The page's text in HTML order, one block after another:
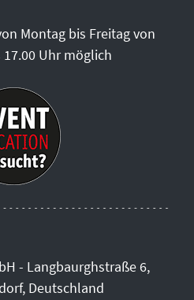
Montag bis Freitag von
17.00 Uhr möglich
- Langbaurghstraße 6,
Deutschland